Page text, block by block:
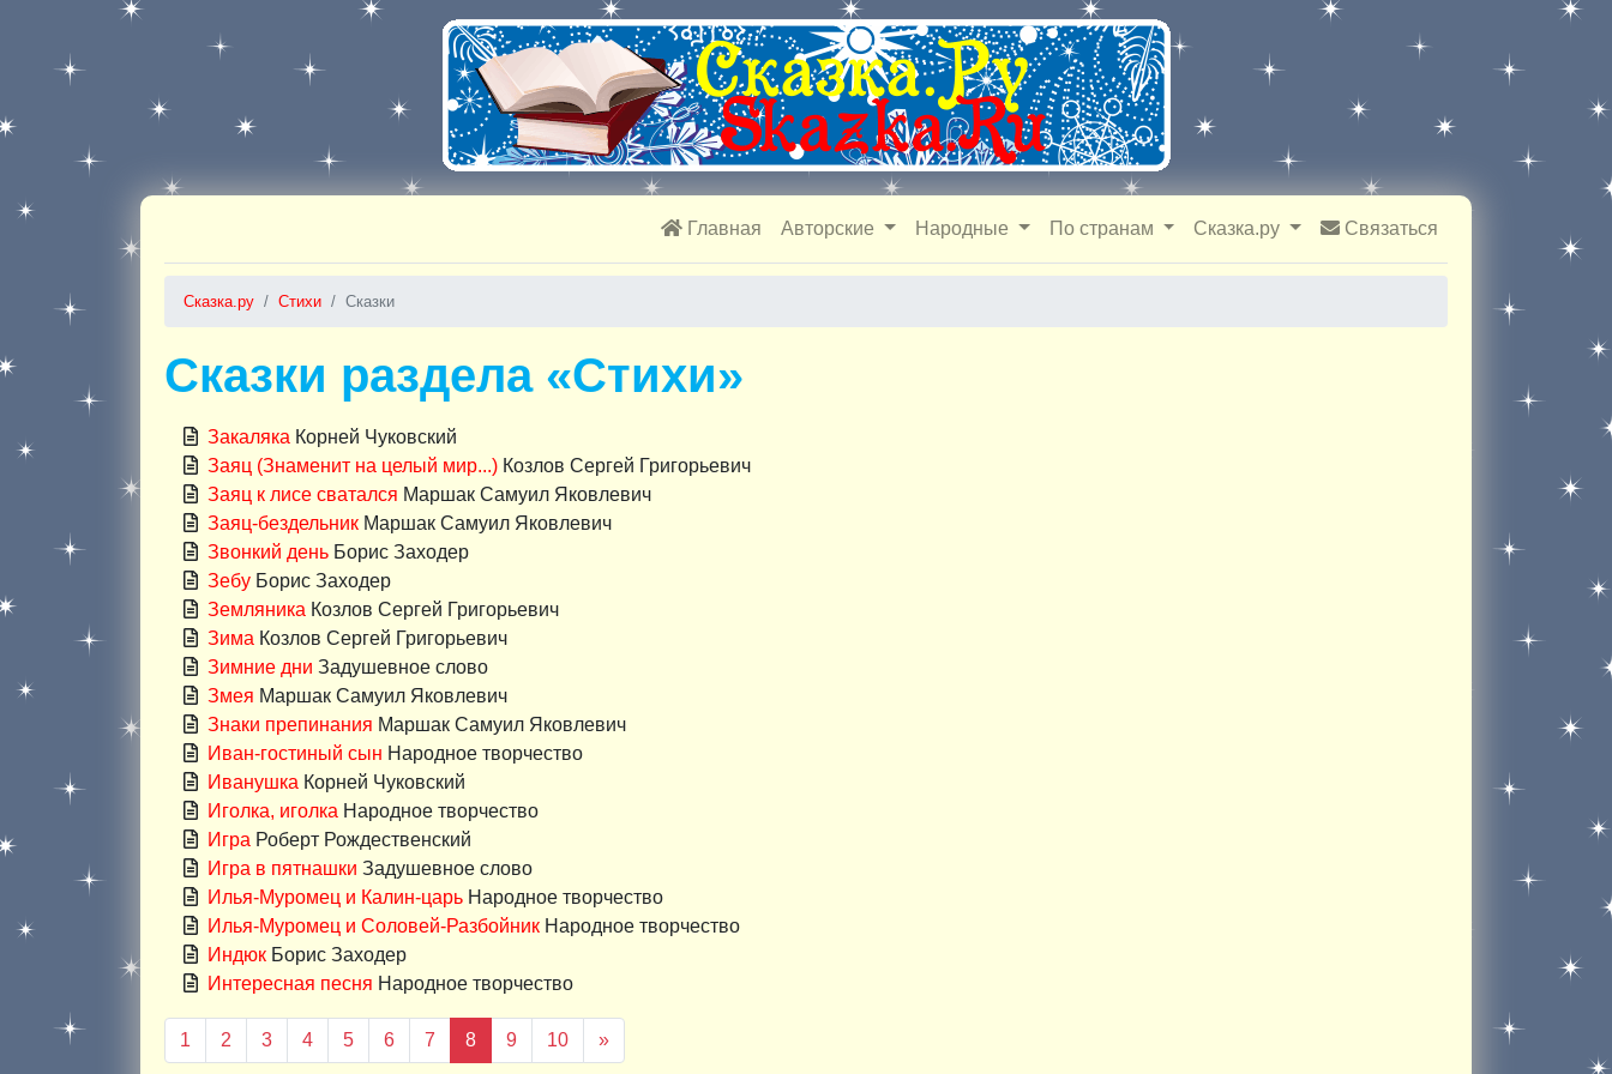
Главная Авторские Народные По странам Сказка.ру Связаться
Сказка.ру Стихи Сказки
Сказки раздела «Стихи»
Закаляка Корней Чуковский
Заяц (Знаменит на целый мир...) Козлов Сергей Григорьевич
Заяц к лисе сватался Маршак Самуил Яковлевич
Заяц-бездельник Маршак Самуил Яковлевич
Звонкий день Борис Заходер
Зебу Борис Заходер
Земляника Козлов Сергей Григорьевич
Зима Козлов Сергей Григорьевич
Зимние дни Задушевное слово
Змея Маршак Самуил Яковлевич
Знаки препинания Маршак Самуил Яковлевич
Иван-гостиный сын Народное творчество
Иванушка Корней Чуковский
Иголка, иголка Народное творчество
Игра Роберт Рождественский
Игра в пятнашки Задушевное слово
Илья-Муромец и Калин-царь Народное творчество
Илья-Муромец и Соловей-Разбойник Народное творчество
Индюк Борис Заходер
Интересная песня Народное творчество
1 2 3 4 5 6 7 8(текущая)
9 10 »